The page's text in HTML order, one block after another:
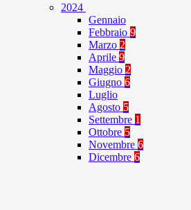
2024
Gennaio
Febbraio 9
Marzo 2
Aprile 9
Maggio 2
Giugno 6
Luglio
Agosto 5
Settembre 1
Ottobre 5
Novembre 6
Dicembre 6